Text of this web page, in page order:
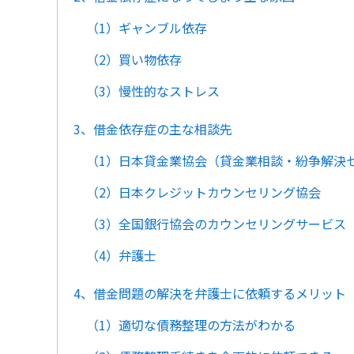
（1）ギャンブル依存
（2）買い物依存
（3）慢性的なストレス
3、借金依存症の主な相談先
（1）日本貸金業協会（貸金業相談・紛争解決
（2）日本クレジットカウンセリング協会
（3）全国銀行協会のカウンセリングサービス
（4）弁護士
4、借金問題の解決を弁護士に依頼するメリット
（1）適切な債務整理の方法がわかる